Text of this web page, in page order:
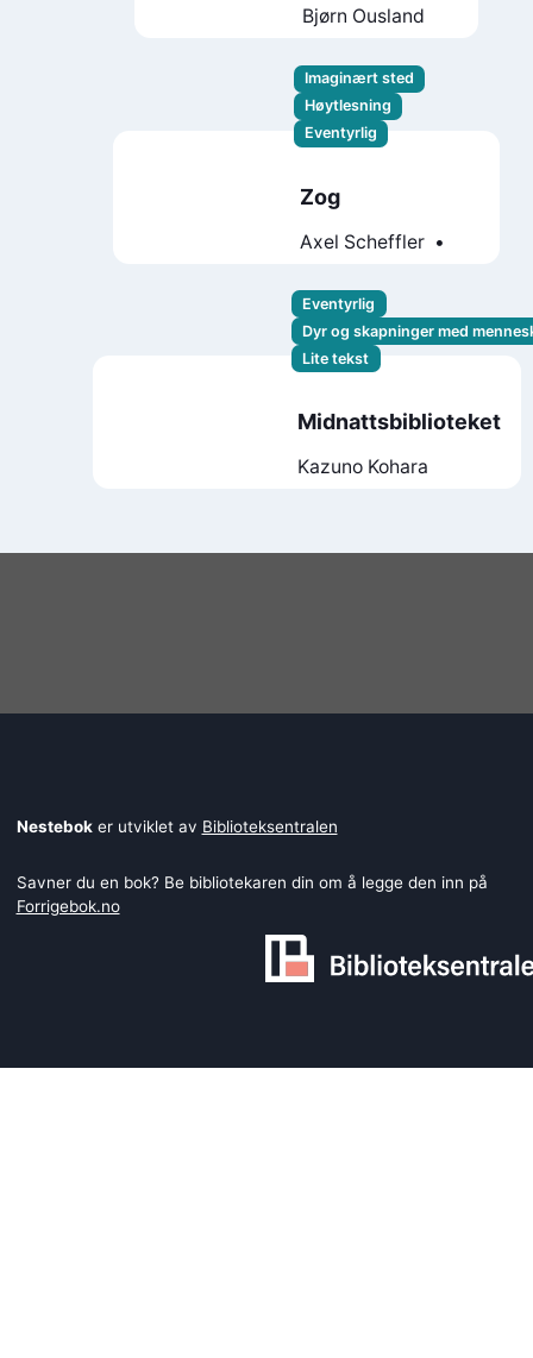
Bjørn Ousland
Imaginært sted
Høytlesning
Eventyrlig
Zog
Axel Scheffler
Eventyrlig
Dyr og skapninger med
Lite tekst
Midnattsbiblioteket
Kazuno Kohara
Nesteboker utviklet av Biblioteksentralen
Savner du en bok? Be bibliotekaren din om å legge den inn på
Forrigebok.no